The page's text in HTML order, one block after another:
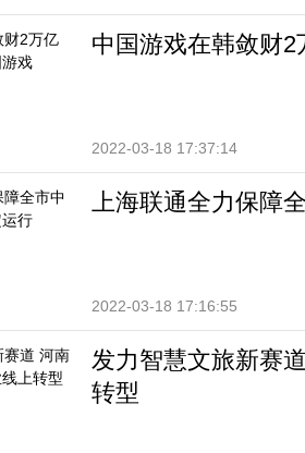
中国游戏在韩敛财
2022-03-18 17:37:14
上海联通全力保障
2022-03-18 17:16:55
发力智慧文旅新赛
转型